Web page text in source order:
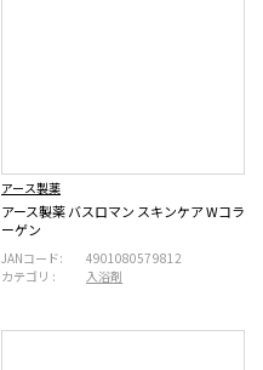
アース製薬
アース製薬 バスロマン スキンケア Wコラ
ーゲン
JANコード:
4901080579812
カテゴリ :
入浴剤